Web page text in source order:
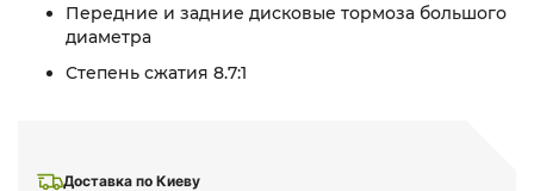
Доставка по Киеву
Передние и задние дисковые тормоза большого
диаметра
Степень сжатия 8.7:1